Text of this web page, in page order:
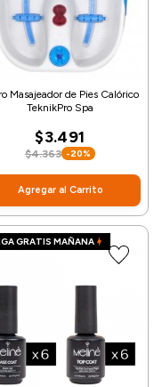
Masajeador de Pies Calórico
TeknikPro Spa
$3.491
$4.363 -20%
Agregar al Carrito
GRATIS MAÑANA